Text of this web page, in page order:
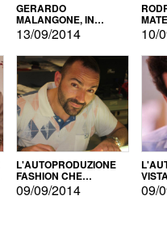
GERARDO
MALANGONE, IN
GIURIA PER IL
CONCORSO
LETTERARIO
13/09/2014 10/
L'AUTOPRODUZIONE
FASHION CHE
CONQUISTA GLI USA
09/09/2014 09/